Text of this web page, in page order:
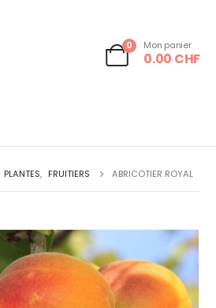
0 Mon panier
0.00 CHF
PLANTES, FRUITIERS ABRICOTIER ROYAL